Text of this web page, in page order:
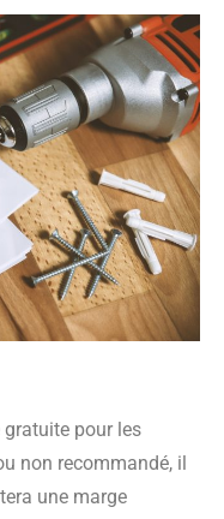
gratuite pour les
non recommandé, il
une marge